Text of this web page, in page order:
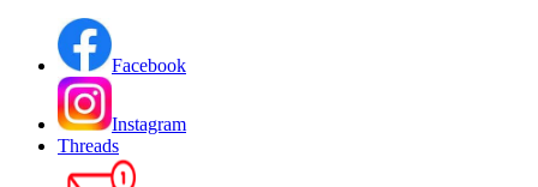
Facebook
Instagram
Threads